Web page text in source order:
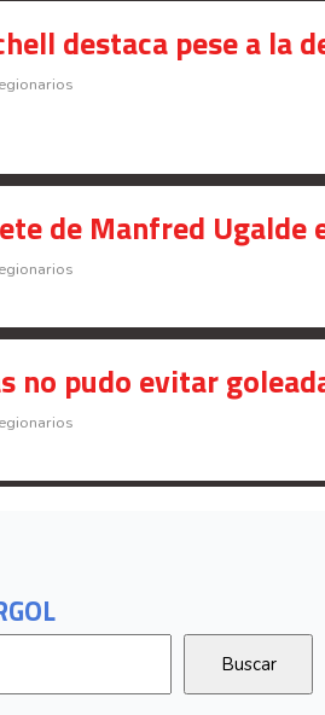
destaca pese a la
de Manfred
no pudo evitar